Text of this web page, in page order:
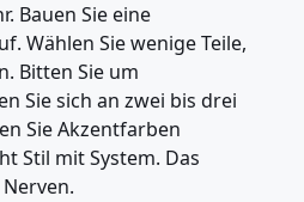
Bauen Sie eine
Wählen Sie wenige Teile,
Bitten Sie um
Sie sich an zwei bis drei
Sie Akzentfarben
Stil mit System. Das